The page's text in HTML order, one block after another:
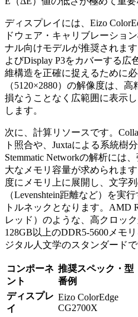
ディスプレイには、Eizo
ドウェア・キャリブレーショ
ナル向けモデルが推奨されま
よびDisplay P3をカバーする
維構造を正確に捉えるために
（5120×2880）の解像度は、
損なうことなく広範囲に表示
します。
次に、計算リソースです。
ト照合や、Juxtaによる系統樹
Stemmatic Networkの解析には
大なメモリ容量が求められま
度にメモリ上に展開し、文字
（Levenshtein距離など）を実
トルネックとなります。AMD
レッド）のような、高クロッ
128GB以上のDDR5-5600メモ
ジタル人文学のスタンダードで
コンポーネ
ント
推奨スペック・型
番例
ディスプレ
イ
Eizo ColorEdge
CG2700X